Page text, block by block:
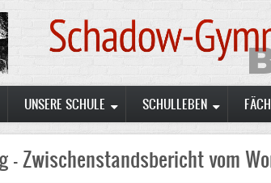
UNSERE SCHULE SCHULLEBEN
- Zwischenstandsbericht vom